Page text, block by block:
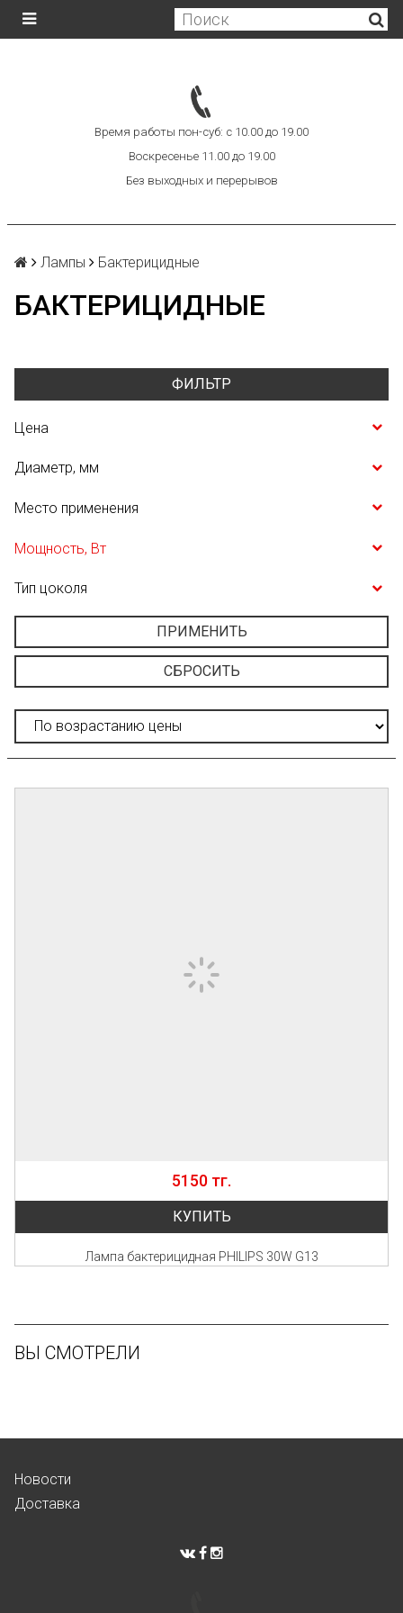
Время работы пон-суб: с 10.00 до 19.00
Воскресенье 11.00 до 19.00
Без выходных и перерывов
Лампы Бактерицидные
БАКТЕРИЦИДНЫЕ
ФИЛЬТР
Цена
Диаметр, мм
Место применения
Мощность, Вт
Тип цоколя
ПРИМЕНИТЬ
СБРОСИТЬ
5150 тг.
КУПИТЬ
Лампа бактерицидная PHILIPS 30W G13
ВЫ СМОТРЕЛИ
Новости
Доставка